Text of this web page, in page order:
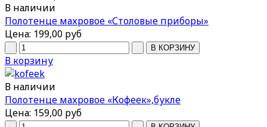
В наличии
Полотенце махровое «Столовые приборы»
Цена: 199,00 руб
В корзину
В наличии
Полотенце махровое «Кофеек»,букле
Цена: 159,00 руб